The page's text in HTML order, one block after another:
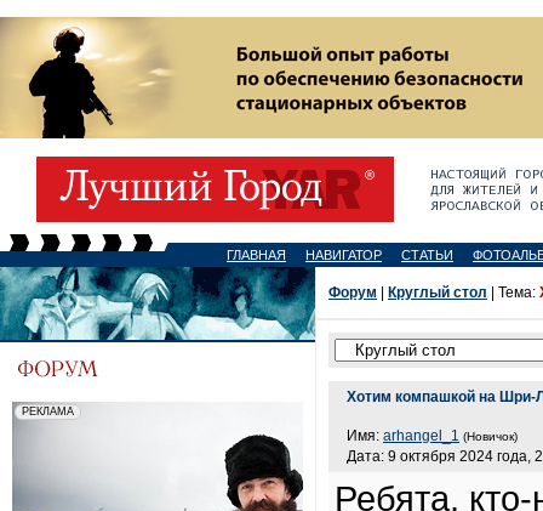
ГЛАВНАЯ НАВИГАТОР СТАТЬИ
Форум Круглый стол | Тема:
Хотим компашкой на Шри-
Имя: arhangel_1 (Новичок)
Дата: 9 октября 2024 года,
Ребята,